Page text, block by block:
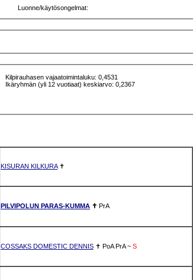
Luonne/käytösongelmat:
Kilpirauhasen vajaatoimintaluku: 0,4531
Ikäryhmän (yli 12 vuotiaat) keskiarvo: 0,2367
KISURAN KILKURA✝
PILVIPOLUN PARAS-KUMMA ✝ PrA
COSSAKS DOMESTIC DENNIS ✝ PoA PrA ~ S